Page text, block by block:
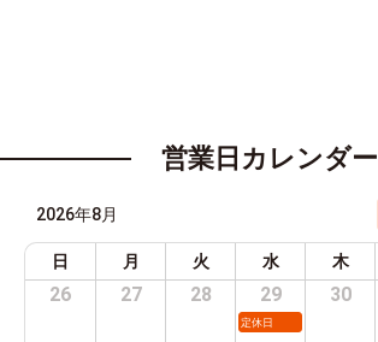
営業日カレンダー
2026年8月
日 月 火 水 木
26 27 28 29
定休日
30